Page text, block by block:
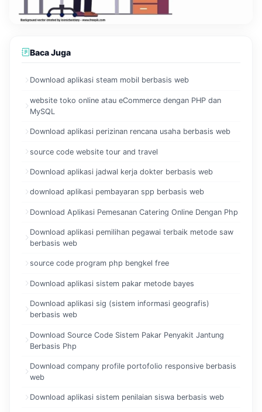
Baca Juga
Download aplikasi steam mobil berbasis web
website toko online atau eCommerce dengan PHP dan
MySQL
Download aplikasi perizinan rencana usaha berbasis web
source code website tour and travel
Download aplikasi jadwal kerja dokter berbasis web
download aplikasi pembayaran spp berbasis web
Download Aplikasi Pemesanan Catering Online Dengan Php
Download aplikasi pemilihan pegawai terbaik metode saw
berbasis web
source code program php bengkel free
Download aplikasi sistem pakar metode bayes
Download aplikasi sig (sistem informasi geografis)
berbasis web
Download Source Code Sistem Pakar Penyakit Jantung
Berbasis Php
Download company profile portofolio responsive berbasis
web
Download aplikasi sistem penilaian siswa berbasis web